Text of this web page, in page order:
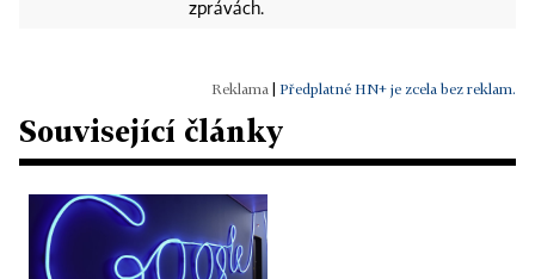
zprávách.
Předplatné HN+ je zcela bez reklam.
Související články